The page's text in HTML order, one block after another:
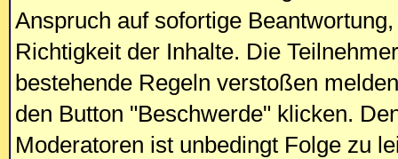
Anspruch auf sofortige
Richtigkeit der Inhalte. Die
bestehende Regeln verstoßen
den Button "Beschwerde" klicken.
Moderatoren ist unbedingt Folge zu